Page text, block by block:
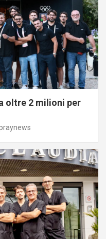
oltre 2 milioni per